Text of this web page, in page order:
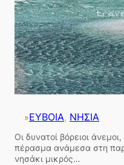
»ΕΥΒΟΙΑ, ΝΗΣΙΑ
Οι δυνατοί βόρειοι
πέρασμα ανάμεσα στη
νησάκι μικρός…